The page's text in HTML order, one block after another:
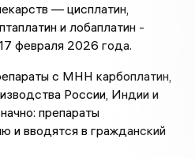
— цисплатин,
и лобаплатин -
февраля 2026 года.
с МНН карбоплатин,
России, Индии и
препараты
и вводятся в гражданский